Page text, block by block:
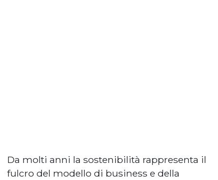
Da molti anni la sostenibilità rappresenta il
fulcro del modello di business e della